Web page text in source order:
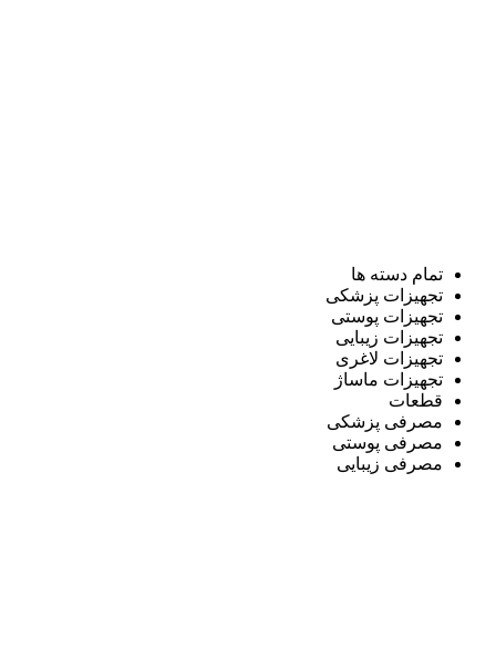
تمام دسته ها
تجهیزات پزشکی
تجهیزات پوستی
تجهیزات زیبایی
تجهیزات لاغری
تجهیزات ماساژ
قطعات
مصرفی پزشکی
مصرفی پوستی
مصرفی زیبایی